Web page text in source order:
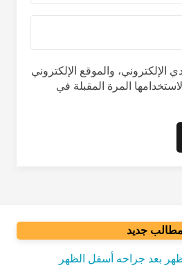
الإلكتروني، والموقع الإلكتروني
المرة المقبلة في
مطالب جدید
بعد جراحه أسفل الظهر